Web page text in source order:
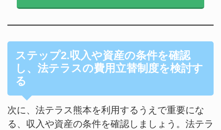
ステップ2.収入や資産の条件を確認
し、法テラスの費用立替制度を検討す
る
次に、法テラス熊本を利用するうえで重要にな
る、収入や資産の条件を確認しましょう。法テラ